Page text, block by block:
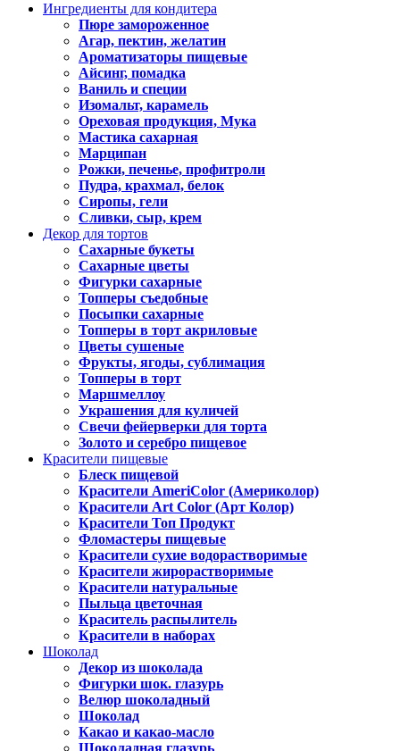
Ингредиенты для кондитера
Пюре замороженное
Агар, пектин, желатин
Ароматизаторы пищевые
Айсинг, помадка
Ваниль и специи
Изомальт, карамель
Ореховая продукция, Мука
Мастика сахарная
Марципан
Рожки, печенье, профитроли
Пудра, крахмал, белок
Сиропы, гели
Сливки, сыр, крем
Декор для тортов
Сахарные букеты
Сахарные цветы
Фигурки сахарные
Топперы съедобные
Посыпки сахарные
Топперы в торт акриловые
Цветы сушеные
Фрукты, ягоды, сублимация
Топперы в торт
Маршмеллоу
Украшения для куличей
Свечи фейерверки для торта
Золото и серебро пищевое
Красители пищевые
Блеск пищевой
Красители AmeriColor (Америколор)
Красители Art Color (Арт Колор)
Красители Топ Продукт
Фломастеры пищевые
Красители сухие водорастворимые
Красители жирорастворимые
Красители натуральные
Пыльца цветочная
Краситель распылитель
Красители в наборах
Шоколад
Декор из шоколада
Фигурки шок. глазурь
Велюр шоколадный
Шоколад
Какао и какао-масло
Шоколадная глазурь